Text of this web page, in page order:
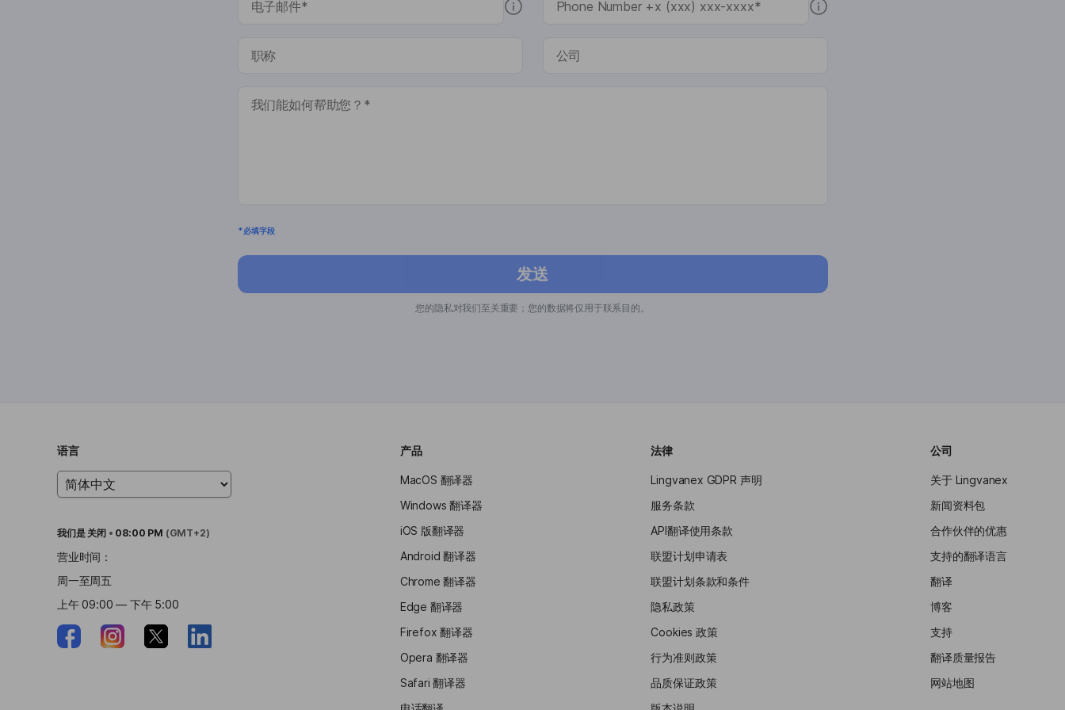
* 必填字段
发送
您的隐私对我们至关重要；您的数据将仅用于联系目的。
语言
我们是 关闭 • 08:00 PM (GMT+2)
营业时间：
周一至周五
上午 09:00 — 下午 5:00
产品
MacOS 翻译器
Windows 翻译器
iOS 版翻译器
Android 翻译器
Chrome 翻译器
Edge 翻译器
Firefox 翻译器
Opera 翻译器
Safari 翻译器
法律
Lingvanex GDPR 声明
服务条款
API翻译使用条款
联盟计划申请表
联盟计划条款和条件
隐私政策
Cookies 政策
行为准则政策
品质保证政策
公司
关于 Lingvanex
新闻资料包
合作伙伴的优惠
支持的翻译语言
翻译
博客
支持
翻译质量报告
网站地图